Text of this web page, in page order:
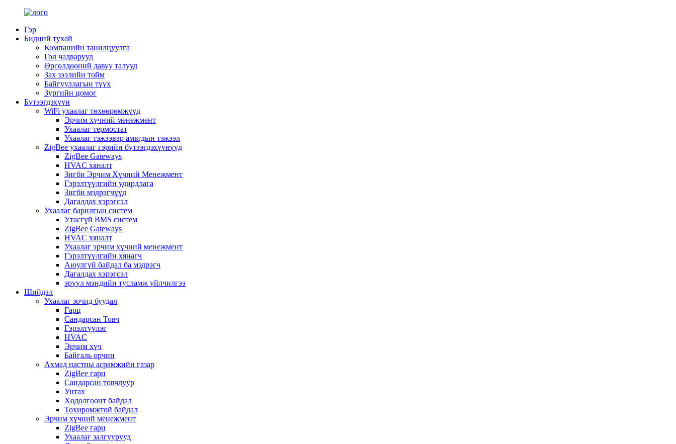
Гэр
Бидний тухай
Компанийн танилцуулга
Гол чадварууд
Өрсөлдөөний давуу талууд
Зах зээлийн тойм
Байгууллагын түүх
Зургийн цомог
Бүтээгдэхүүн
WiFi ухаалаг төхөөрөмжүүд
Эрчим хүчний менежмент
Ухаалаг термостат
Ухаалаг тэжээвэр амьтдын тэжээл
ZigBee ухаалаг гэрийн бүтээгдэхүүнүүд
ZigBee Gateways
HVAC хяналт
Зигби Эрчим Хүчний Менежмент
Гэрэлтүүлгийн удирдлага
Зигби мэдрэгчүүд
Дагалдах хэрэгсэл
Ухаалаг барилгын систем
Утасгүй BMS систем
ZigBee Gateways
HVAC хяналт
Ухаалаг эрчим хүчний менежмент
Гэрэлтүүлгийн хянагч
Аюулгүй байдал ба мэдрэгч
Дагалдах хэрэгсэл
эрүүл мэндийн тусламж үйлчилгээ
Шийдэл
Ухаалаг зочид буудал
Гарц
Сандарсан Товч
Гэрэлтүүлэг
HVAC
Эрчим хүч
Байгаль орчин
Ахмад настны асрамжийн газар
ZigBee гарц
Сандарсан товчлуур
Унтах
Хөдөлгөөнт байдал
Тохиромжтой байдал
Эрчим хүчний менежмент
ZigBee гарц
Ухаалаг залгуурууд